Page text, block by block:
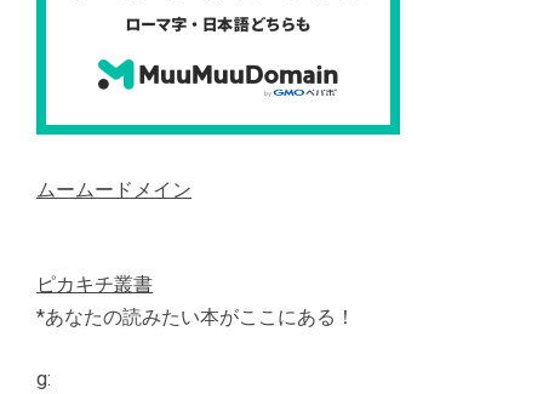
ムームードメイン
ピカキチ叢書
*あなたの読みたい本がここにある！
g: